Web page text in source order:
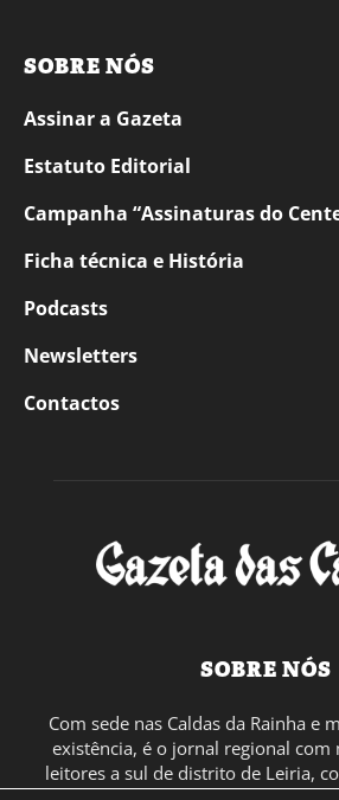
SOBRE NÓS
Assinar a Gazeta
Estatuto Editorial
Campanha “Assinaturas do
Ficha técnica e História
Podcasts
Newsletters
Contactos
SOBRE NÓS
Com sede nas Caldas da Rainha e
existência, é o jornal regional
leitores a sul de distrito de Leiria,